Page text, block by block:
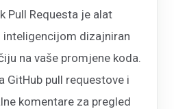
Pull Requesta je alat
dizajniran
na vaše promjene koda.
GitHub pull requestove i
komentare za pregled